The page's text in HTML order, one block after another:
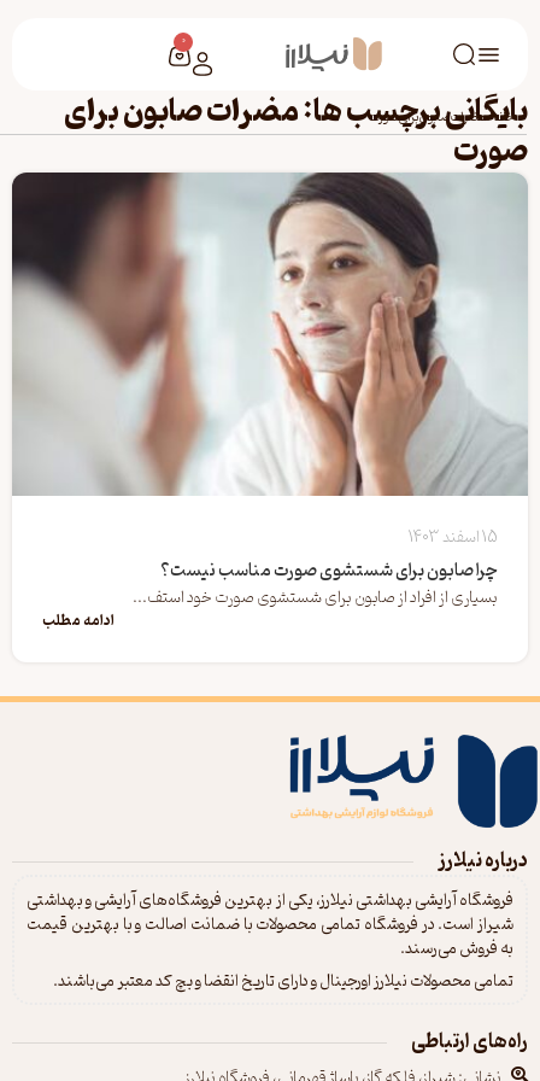
0
خانه/مضرات صابون برای صورت
بایگانی برچسب ها: مضرات صابون برای
صورت
15 اسفند 1403
چرا صابون برای شستشوی صورت مناسب نیست؟
بسیاری از افراد از صابون برای شستشوی صورت خود استف...
ادامه مطلب
درباره نیلارز
فروشگاه آرایشی بهداشتی نیلارز، یکی از بهترین فروشگاه‌های آرایشی و بهداشتی
شیراز است. در فروشگاه تمامی محصولات با ضمانت اصالت و با بهترین قیمت
به فروش می‌رسند.
تمامی محصولات نیلارز اورجینال و دارای تاریخ انقضا و بچ کد معتبر می‌باشند.
راه‌های ارتباطی